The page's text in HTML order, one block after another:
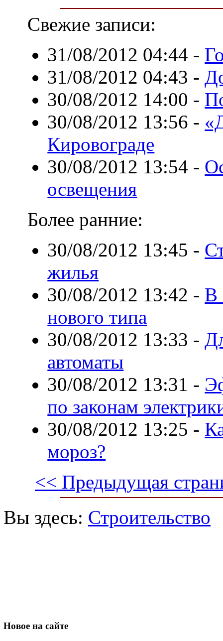
Свежие записи:
31/08/2012 04:44 -
31/08/2012 04:43 -
30/08/2012 14:00 -
30/08/2012 13:56 -
Кировограде
30/08/2012 13:54 -
освещения
Более ранние:
30/08/2012 13:45 -
жилья
30/08/2012 13:42 - В
нового типа
30/08/2012 13:33 -
автоматы
30/08/2012 13:31 -
по законам
30/08/2012 13:25 -
мороз?
<< Предыдущая
Вы здесь: Строительство
Новое на сайте